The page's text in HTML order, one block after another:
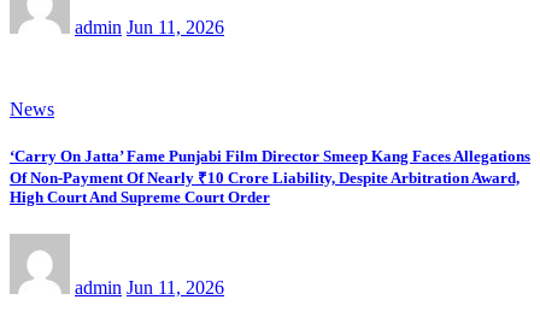
admin Jun 11, 2026
News
‘Carry On Jatta’ Fame Punjabi Film Director Smeep Kang Faces Allegations
Of Non-Payment Of Nearly ₹10 Crore Liability, Despite Arbitration Award,
High Court And Supreme Court Order
admin Jun 11, 2026